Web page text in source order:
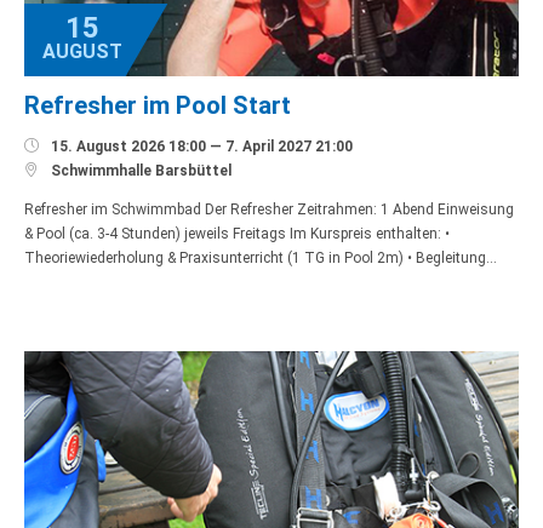
15
AUGUST
Refresher im Pool Start
 15. August 2026 18:00 — 7. April 2027 21:00
 Schwimmhalle Barsbüttel
Refresher im Schwimmbad Der Refresher Zeitrahmen: 1 Abend Einweisung
& Pool (ca. 3-4 Stunden) jeweils Freitags Im Kurspreis enthalten: •
Theoriewiederholung & Praxisunterricht (1 TG in Pool 2m) • Begleitung…